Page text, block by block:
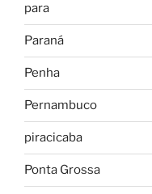
para
Paraná
Penha
Pernambuco
piracicaba
Ponta Grossa